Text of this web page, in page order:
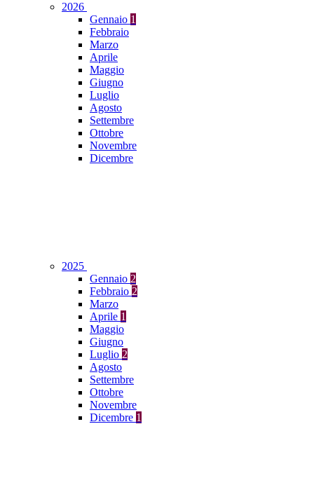
2026
Gennaio 1
Febbraio
Marzo
Aprile
Maggio
Giugno
Luglio
Agosto
Settembre
Ottobre
Novembre
Dicembre
2025
Gennaio 2
Febbraio 2
Marzo
Aprile 1
Maggio
Giugno
Luglio 2
Agosto
Settembre
Ottobre
Novembre
Dicembre 1